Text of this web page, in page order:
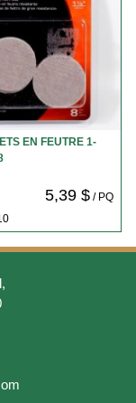
EN FEUTRE 1-
5,39 $/ PQ